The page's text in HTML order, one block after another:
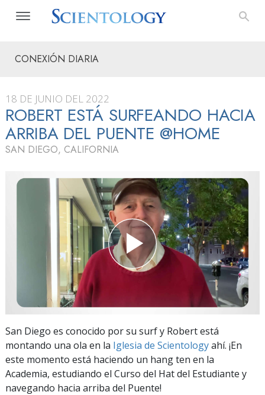
CONEXIÓN DIARIA
18 DE JUNIO DEL 2022
ROBERT ESTÁ SURFEANDO HACIA
ARRIBA DEL PUENTE @HOME
SAN DIEGO, CALIFORNIA
San Diego es conocido por su surf y Robert está
montando una ola en la Iglesia de Scientologyahí. ¡En
este momento está haciendo un hang ten en la
Academia, estudiando el Curso del Hat del Estudiante y
navegando hacia arriba del Puente!